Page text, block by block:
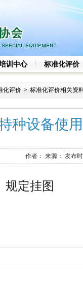
训中心 标准化评价
化评价 > 标准化评价相关资
种设备使
作者： 来源： 发布
规定挂图